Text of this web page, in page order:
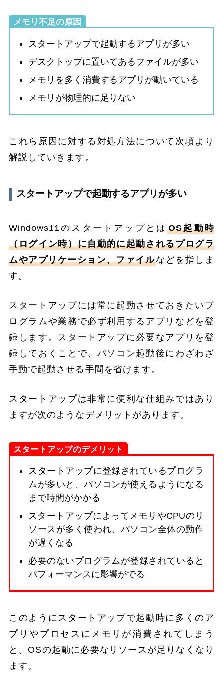
メモリ不足の原因
スタートアップで起動するアプリが多い
デスクトップに置いてあるファイルが多い
メモリを多く消費するアプリが動いている
メモリが物理的に足りない
これら原因に対する対処方法について次項より
解説していきます。
スタートアップで起動するアプリが多い
Windows11のスタートアップとは OS起動時
（ログイン時）に自動的に起動されるプログラ
ムやアプリケーション、ファイルなどを指しま
す。
スタートアップには常に起動させておきたいプ
ログラムや業務で必ず利用するアプリなどを登
録します。スタートアップに必要なアプリを登
録しておくことで、パソコン起動後にわざわざ
手動で起動させる手間を省けます。
スタートアップは非常に便利な仕組みではあり
ますが次のようなデメリットがあります。
スタートアップのデメリット
スタートアップに登録されているプログラ
ムが多いと、パソコンが使えるようになる
まで時間がかかる
スタートアップによってメモリやCPUのリ
ソースが多く使われ、パソコン全体の動作
が遅くなる
必要のないプログラムが登録されていると
パフォーマンスに影響がでる
このようにスタートアップで起動時に多くのア
プリやプロセスにメモリが消費されてしまう
と、OSの起動に必要なリソースが足りなくなり
ます。